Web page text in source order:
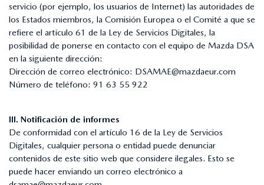
servicio (por ejemplo, los usuarios de Internet) las autoridades de
los Estados miembros, la Comisión Europea o el Comité a que se
refiere el artículo 61 de la Ley de Servicios Digitales, la
posibilidad de ponerse en contacto con el equipo de Mazda DSA
en la siguiente dirección:
Dirección de correo electrónico: DSAMAE@mazdaeur.com
Número de teléfono: 91 63 55 922
III. Notificación de informes
De conformidad con el artículo 16 de la Ley de Servicios
Digitales, cualquier persona o entidad puede denunciar
contenidos de este sitio web que considere ilegales. Esto se
puede hacer enviando un correo electrónico a